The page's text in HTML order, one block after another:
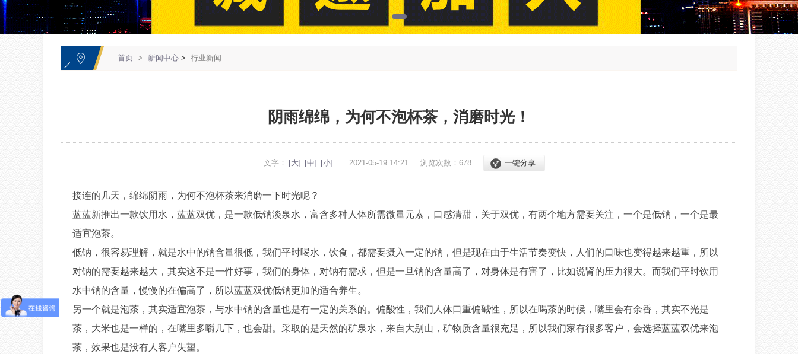
1
首页 > 新闻中心 > 行业新闻
阴雨绵绵，为何不泡杯茶，消磨时光！
文字： [大] [中] [小] 2021-05-19 14:21 浏览次数： 678 一键分享
接连的几天，绵绵阴雨，为何不泡杯茶来消磨一下时光呢？
蓝蓝新推出一款饮用水，蓝蓝双优，是一款低钠淡泉水，富含多种人体所需微量元素，口感清甜，关于双优，有两个地方需要关注，一个是低钠，一个是最
适宜泡茶。
低钠，很容易理解，就是水中的钠含量很低，我们平时喝水，饮食，都需要摄入一定的钠，但是现在由于生活节奏变快，人们的口味也变得越来越重，所以
对钠的需要越来越大，其实这不是一件好事，我们的身体，对钠有需求，但是一旦钠的含量高了，对身体是有害了，比如说肾的压力很大。而我们平时饮用
水中钠的含量，慢慢的在偏高了，所以蓝蓝双优低钠更加的适合养生。
另一个就是泡茶，其实适宜泡茶，与水中钠的含量也是有一定的关系的。偏酸性，我们人体口重偏碱性，所以在喝茶的时候，嘴里会有余香，其实不光是
茶，大米也是一样的，在嘴里多嚼几下，也会甜。采取的是天然的矿泉水，来自大别山，矿物质含量很充足，所以我们家有很多客户，会选择蓝蓝双优来泡
茶，效果也是没有人客户失望。